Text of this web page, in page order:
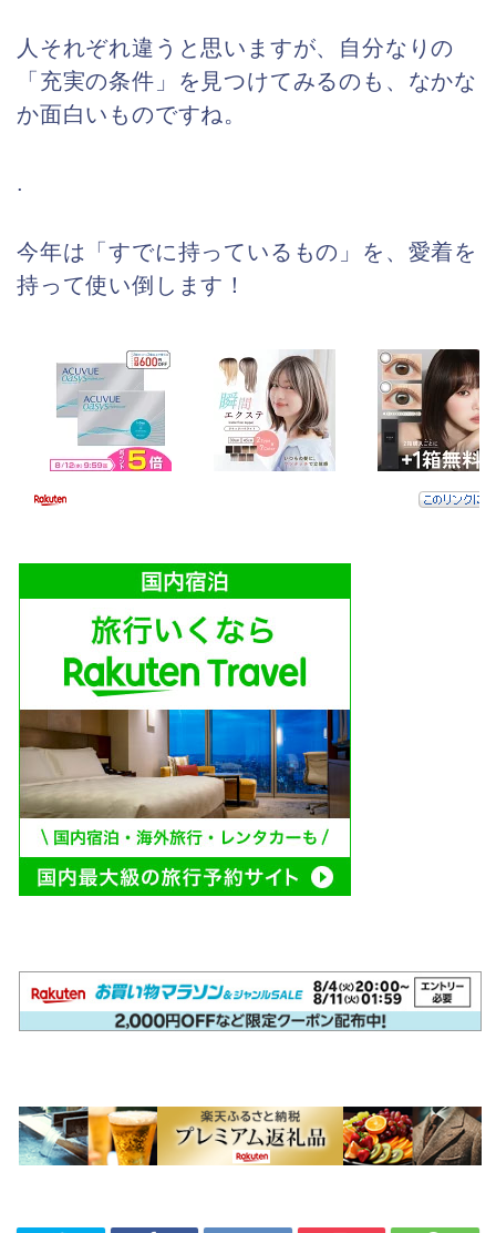
人それぞれ違うと思いますが、自分なりの
「充実の条件」を見つけてみるのも、なかな
か面白いものですね。
.
今年は「すでに持っているもの」を、愛着を
持って使い倒します！